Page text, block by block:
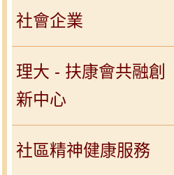
社會企業
理大 - 扶康會共融創
新中心
社區精神健康服務